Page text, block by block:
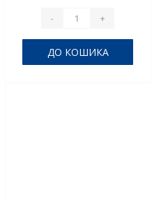
- +
ДО КОШИКА